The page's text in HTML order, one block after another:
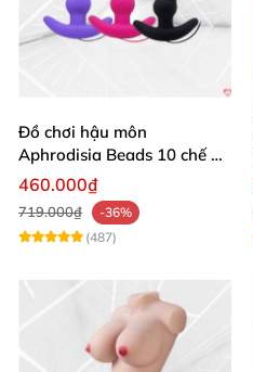
Đồ chơi hậu môn
Aphrodisia Beads 10 chế độ
rung cảm giác tê tái
460.000₫
719.000₫
-36%
(487)